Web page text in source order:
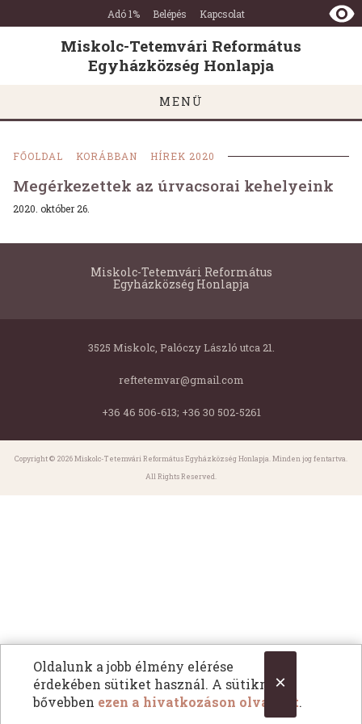
×
Oldalunk a jobb élmény elérése
érdekében sütiket használ. A sütikről
bővebben ezen a hivatkozáson olvashat.
Miskolc-
Tetemvári
Református
Egyházközség
Honlapja
Ugrás a tartalomra
Ugrás a láblécre
Adó 1% Belépés Kapcsolat
Miskolc-Tetemvári Református
Egyházközség Honlapja
MENÜ
FŐOLDAL KORÁBBAN HÍREK 2020
Megérkezettek az úrvacsorai kehelyeink
2020. október 26.
Miskolc-Tetemvári Református
Egyházközség Honlapja
3525 Miskolc, Palóczy László utca 21.
reftetemvar@gmail.com
+36 46 506-613; +36 30 502-5261
Copyright © 2026 Miskolc-Tetemvári Református Egyházközség Honlapja. Minden jog fentartva.
All Rights Reserved.